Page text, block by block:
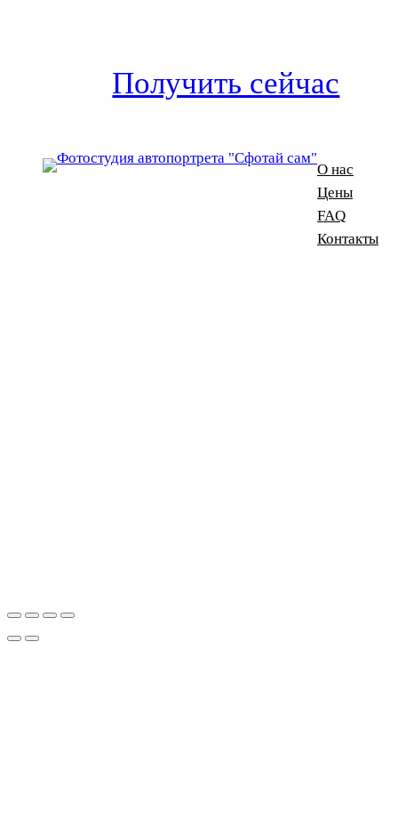
Получить сейчас
О нас
Цены
FAQ
Контакты